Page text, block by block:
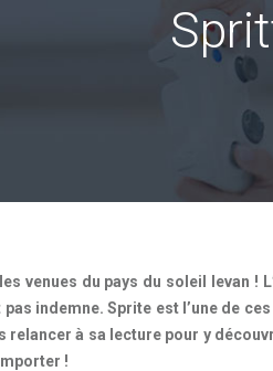
venues du pays du soleil levan !
indemne. Sprite est l’une de
relancer à sa lecture pour y
!